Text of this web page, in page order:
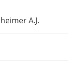
A.J.